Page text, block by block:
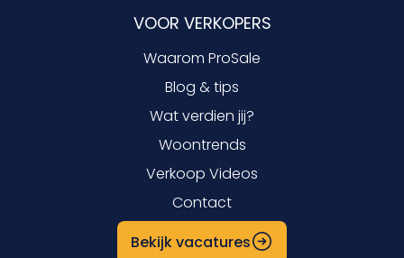
VOOR VERKOPERS
Waarom ProSale
Blog & tips
Wat verdien jij?
Woontrends
Verkoop Videos
Contact
Bekijk vacatures